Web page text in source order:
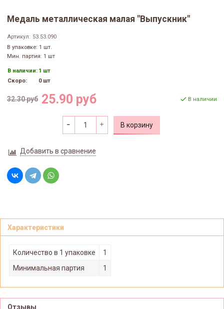
Медаль металлическая малая "Выпускник"
Артикул: 53.53.090
В упаковке: 1 шт.
Мин. партия: 1 шт
В наличии: 1 шт
Скоро:
0 шт
32.30 руб 25.90 руб В наличии
В корзину
Добавить в сравнение
Характеристики
Количество в 1 упаковке
1
Минимальная партия
1
Отзывы